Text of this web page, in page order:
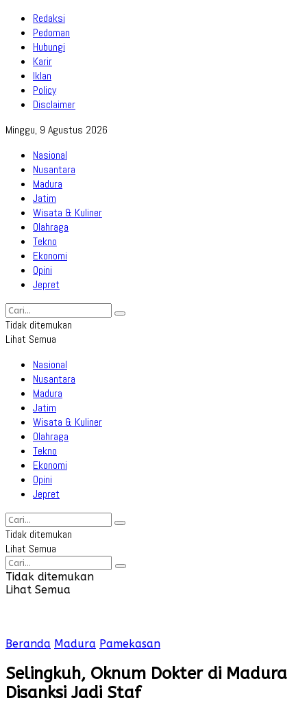
Redaksi
Pedoman
Hubungi
Karir
Iklan
Policy
Disclaimer
Minggu, 9 Agustus 2026
Nasional
Nusantara
Madura
Jatim
Wisata & Kuliner
Olahraga
Tekno
Ekonomi
Opini
Jepret
Tidak ditemukan
Lihat Semua
Nasional
Nusantara
Madura
Jatim
Wisata & Kuliner
Olahraga
Tekno
Ekonomi
Opini
Jepret
Tidak ditemukan
Lihat Semua
Tidak ditemukan
Lihat Semua
Beranda Madura Pamekasan
Selingkuh, Oknum Dokter di Madura
Disanksi Jadi Staf